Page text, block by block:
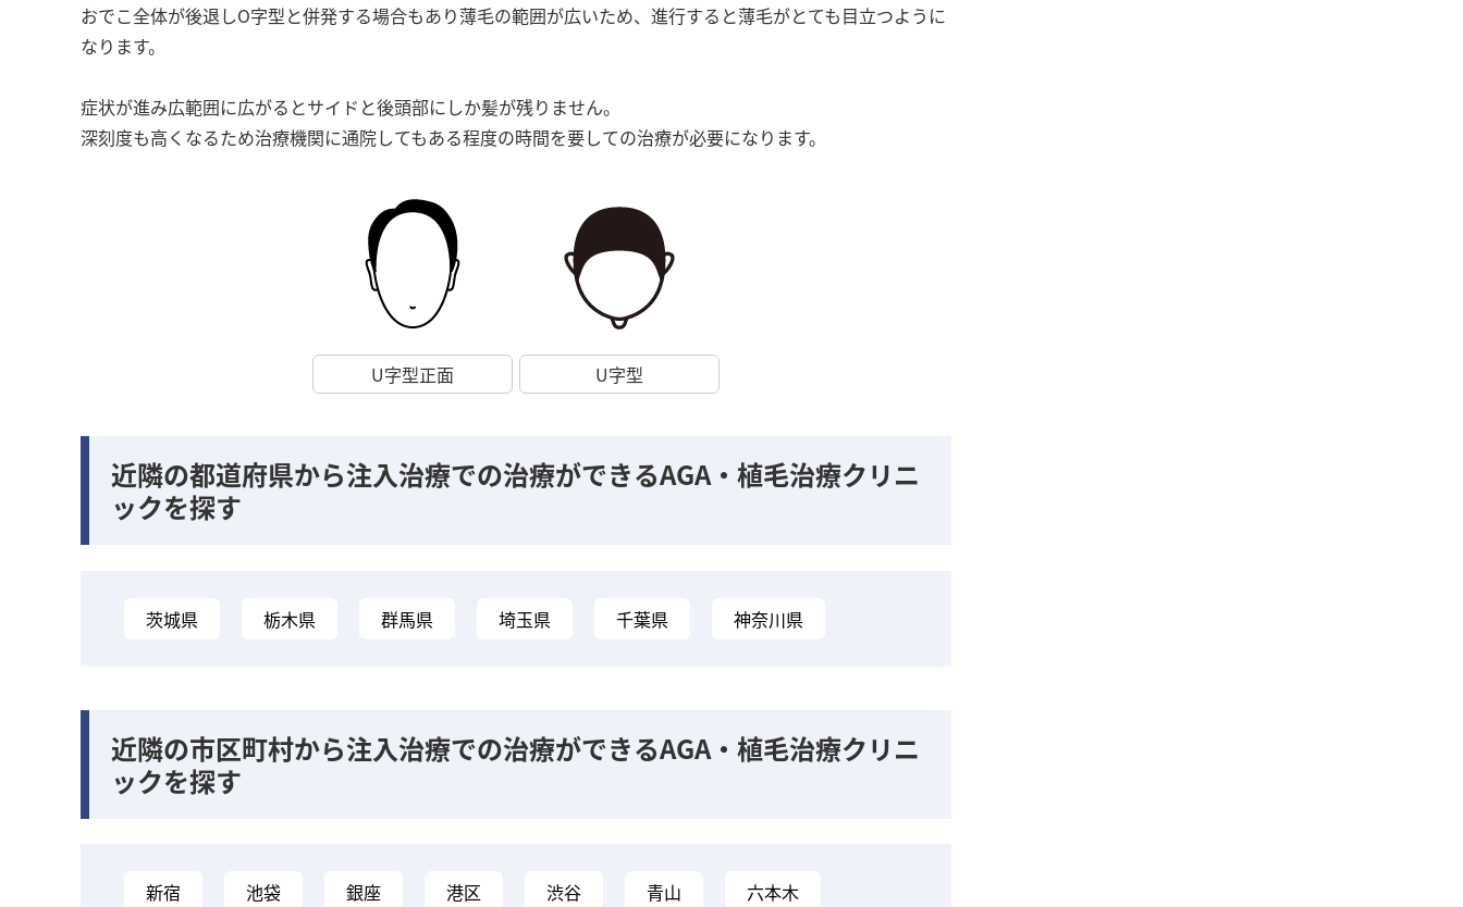
おでこ全体が後退しO字型と併発する場合もあり薄毛の範囲が広いため、進行すると薄毛がとても目立つように
なります。
症状が進み広範囲に広がるとサイドと後頭部にしか髪が残りません。
深刻度も高くなるため治療機関に通院してもある程度の時間を要しての治療が必要になります。
U字型正面 U字型
近隣の都道府県から注入治療での治療ができるAGA・植毛治療クリニ
ックを探す
茨城県 栃木県 群馬県 埼玉県 千葉県 神奈川県
近隣の市区町村から注入治療での治療ができるAGA・植毛治療クリニ
ックを探す
新宿 池袋 銀座 港区 渋谷 青山
六本木